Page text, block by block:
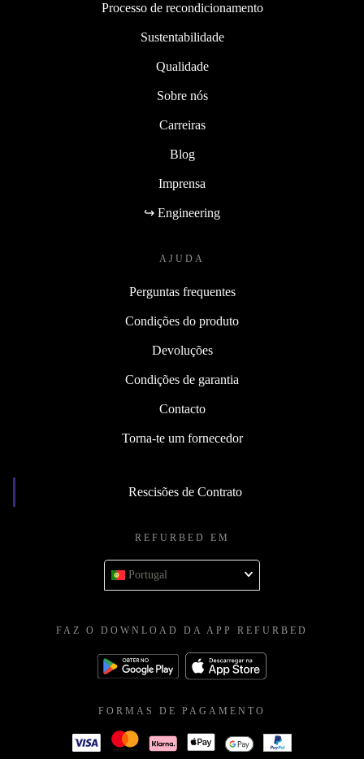
Processo de recondicionamento
Sustentabilidade
Qualidade
Sobre nós
Carreiras
Blog
Imprensa
↪ Engineering
AJUDA
Perguntas frequentes
Condições do produto
Devoluções
Condições de garantia
Contacto
Torna-te um fornecedor
Rescisões de Contrato
REFURBED EM
Portugal
FAZ O DOWNLOAD DA APP REFURBED
FORMAS DE PAGAMENTO